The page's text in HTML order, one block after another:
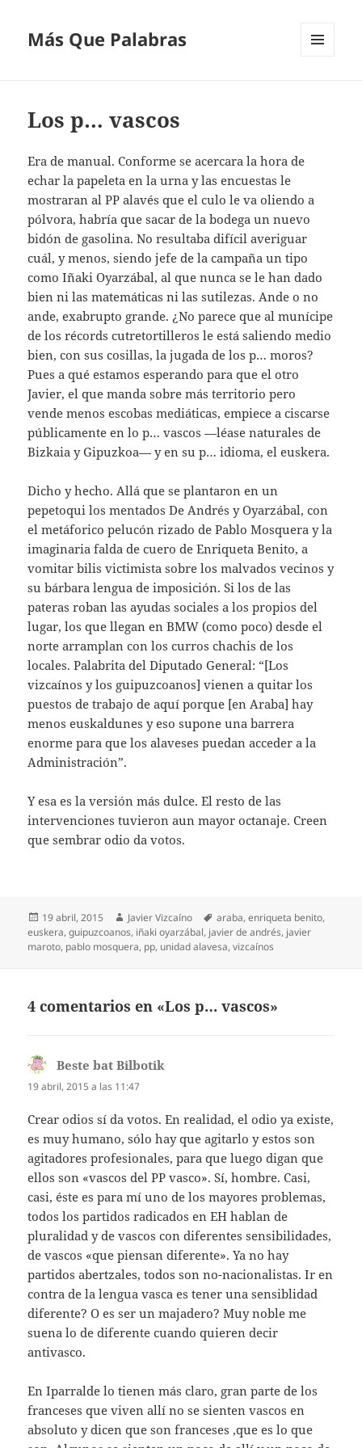
Más Que Palabras
Los p… vascos
Era de manual. Conforme se acercara la hora de
echar la papeleta en la urna y las encuestas le
mostraran al PP alavés que el culo le va oliendo a
pólvora, habría que sacar de la bodega un nuevo
bidón de gasolina. No resultaba difícil averiguar
cuál, y menos, siendo jefe de la campaña un tipo
como Iñaki Oyarzábal, al que nunca se le han dado
bien ni las matemáticas ni las sutilezas. Ande o no
ande, exabrupto grande. ¿No parece que al munícipe
de los récords cutretortilleros le está saliendo medio
bien, con sus cosillas, la jugada de los p… moros?
Pues a qué estamos esperando para que el otro
Javier, el que manda sobre más territorio pero
vende menos escobas mediáticas, empiece a ciscarse
públicamente en lo p… vascos —léase naturales de
Bizkaia y Gipuzkoa— y en su p… idioma, el euskera.
Dicho y hecho. Allá que se plantaron en un
pepetoqui los mentados De Andrés y Oyarzábal, con
el metáforico pelucón rizado de Pablo Mosquera y la
imaginaria falda de cuero de Enriqueta Benito, a
vomitar bilis victimista sobre los malvados vecinos y
su bárbara lengua de imposición. Si los de las
pateras roban las ayudas sociales a los propios del
lugar, los que llegan en BMW (como poco) desde el
norte arramplan con los curros chachis de los
locales. Palabrita del Diputado General: “[Los
vizcaínos y los guipuzcoanos] vienen a quitar los
puestos de trabajo de aquí porque [en Araba] hay
menos euskaldunes y eso supone una barrera
enorme para que los alaveses puedan acceder a la
Administración”.
Y esa es la versión más dulce. El resto de las
intervenciones tuvieron aun mayor octanaje. Creen
que sembrar odio da votos.
Publicado
el
19 abril, 2015 Autor
Javier Vizcaíno Etiquetas
araba,enriqueta benito,
euskera,guipuzcoanos, iñaki oyarzábal, javier de andrés, javier
maroto, pablo mosquera, pp, unidad alavesa,vizcaínos
4 comentarios en «Los p… vascos»
Beste bat Bilbotik
19 abril, 2015 a las 11:47
Crear odios sí da votos. En realidad, el odio ya existe,
es muy humano, sólo hay que agitarlo y estos son
agitadores profesionales, para que luego digan que
ellos son «vascos del PP vasco». Sí, hombre. Casi,
casi, éste es para mí uno de los mayores problemas,
todos los partidos radicados en EH hablan de
pluralidad y de vascos con diferentes sensibilidades,
de vascos «que piensan diferente». Ya no hay
partidos abertzales, todos son no-nacionalistas. Ir en
contra de la lengua vasca es tener una sensiblidad
diferente? O es ser un majadero? Muy noble me
suena lo de diferente cuando quieren decir
antivasco.
En Iparralde lo tienen más claro, gran parte de los
franceses que viven allí no se sienten vascos en
absoluto y dicen que son franceses ,que es lo que